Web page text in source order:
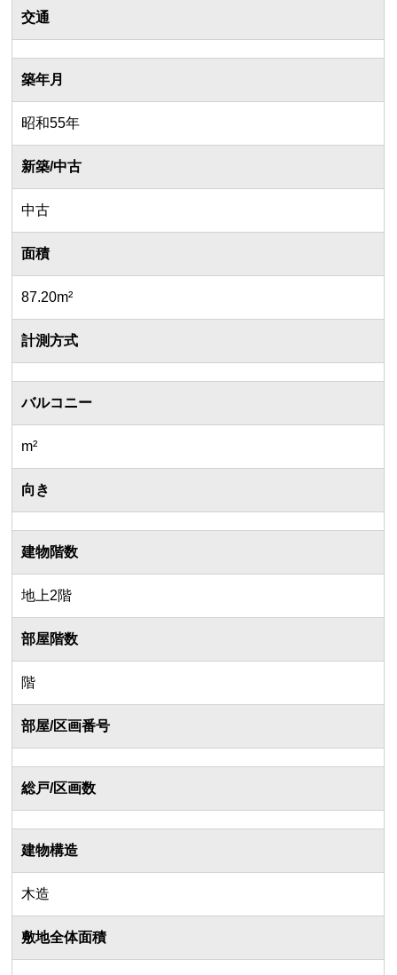
交通
築年月
昭和55年
新築/中古
中古
面積
87.20m²
計測方式
バルコニー
m²
向き
建物階数
地上2階
部屋階数
階
部屋/区画番号
総戸/区画数
建物構造
木造
敷地全体面積